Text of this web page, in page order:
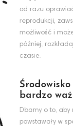
od razu
reprodukcji,
możliwość i
później,
czasie.
bardzo
Dbamy o to, aby
powstawały w